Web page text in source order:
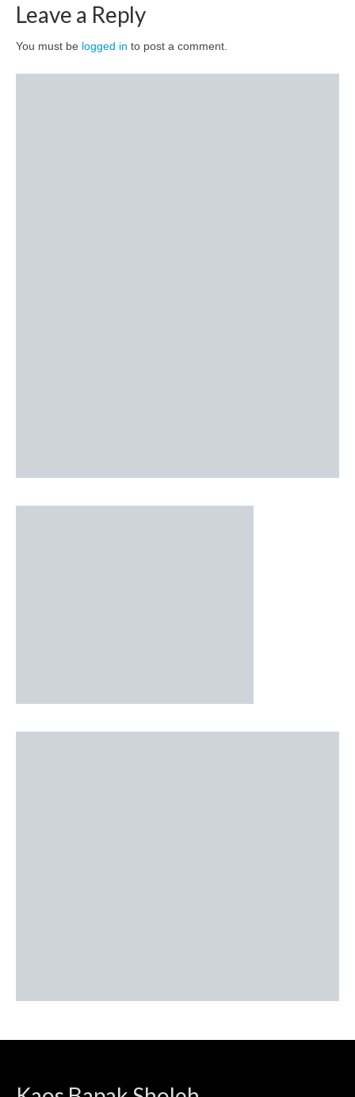
Leave a Reply
You must be logged in to post a comment.